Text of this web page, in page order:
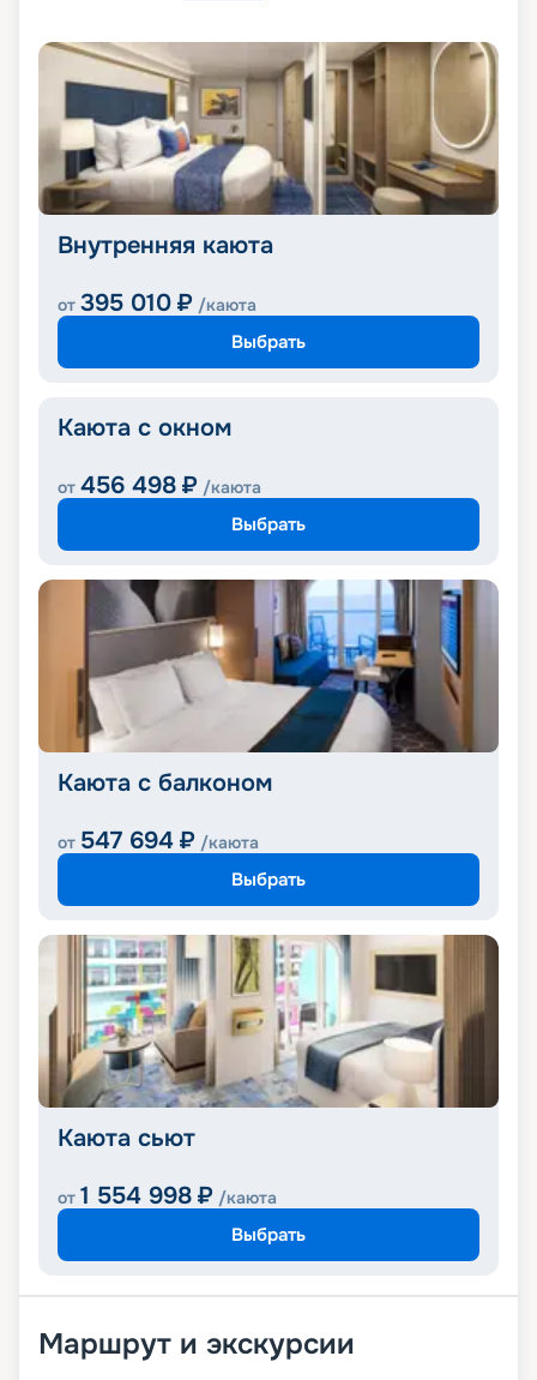
Внутренняя каюта
от 395 010 ₽ /каюта
Выбрать
Каюта с окном
от 456 498 ₽ /каюта
Выбрать
Каюта с балконом
от 547 694 ₽ /каюта
Выбрать
Каюта сьют
от 1 554 998 ₽ /каюта
Выбрать
Маршрут и экскурсии